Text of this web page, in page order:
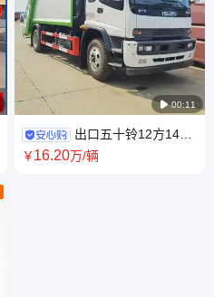
 00:11
出口五十铃12方14方
压缩垃圾车厂家 ISUZU出口型
￥16.20万/辆